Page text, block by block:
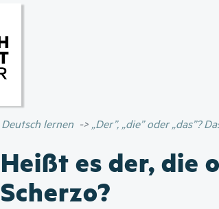
Deutsch lernen „Der”, „die” oder „das”?
Heißt es der, die
Scherzo?